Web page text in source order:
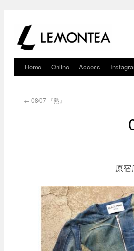
Home Online Access
← 08/07 『熱』
原宿